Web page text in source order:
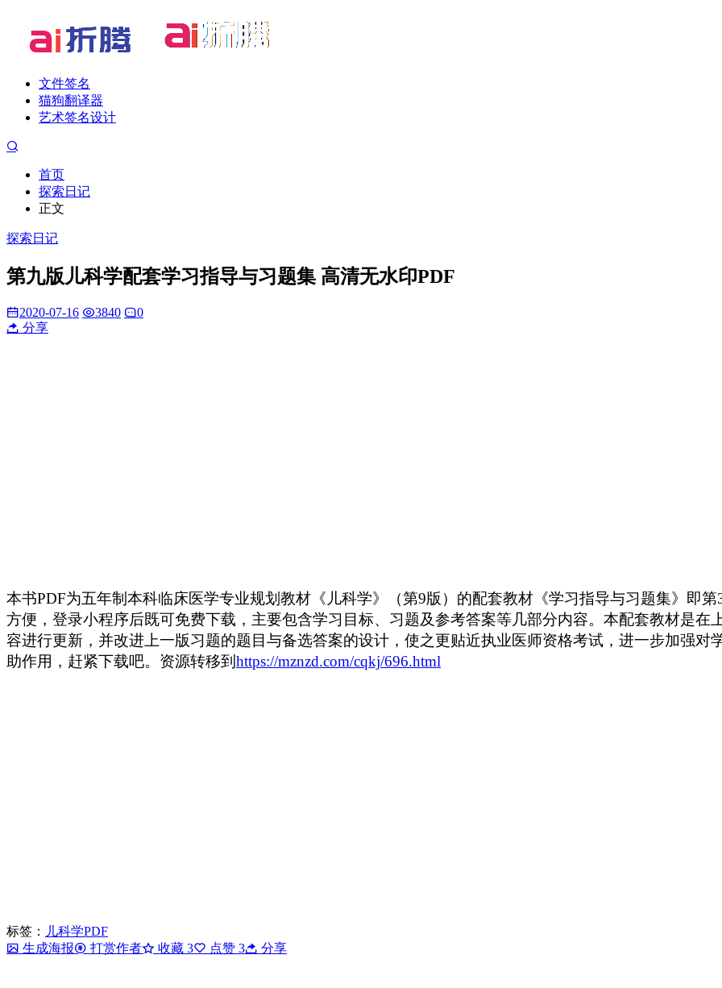
文件签名
猫狗翻译器
艺术签名设计
首页
探索日记
正文
探索日记
第九版儿科学配套学习指导与习题集 高清无水印PDF
2020-07-16 3840
0
分享
本书PDF为五年制本科临床医学专业规划教材《儿科学》（第9版）的配套教材《学习指导与习题集》即
方便，登录小程序后既可免费下载，主要包含学习目标、习题及参考答案等几部分内容。本配套教材是
容进行更新，并改进上一版习题的题目与备选答案的设计，使之更贴近执业医师资格考试，进一步加强
助作用，赶紧下载吧。资源转移到 https://mznzd.com/cqkj/696.html
标签：
儿科学PDF
生成海报
打赏作者 收藏 3 点赞 3 分享